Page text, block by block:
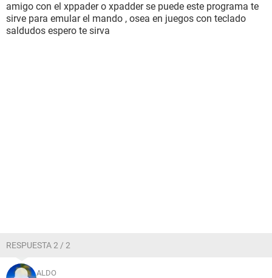
amigo con el xppader o xpadder se puede este programa te
sirve para emular el mando , osea en juegos con teclado
saldudos espero te sirva
RESPUESTA 2 / 2
ALDO